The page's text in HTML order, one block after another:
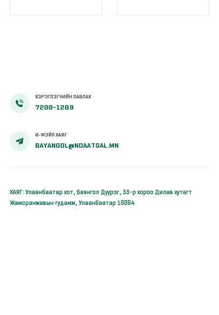
ХЭРЭГЛЭГЧИЙН ЛАВЛАХ
7200-1289
И-МЭЙЛ ХАЯГ
BAYANGOL@NDAATGAL.MN
ХАЯГ: Улаанбаатар хот, Баянгол Дүүрэг, 33-р хороо Дилав хутагт
Жамсранжавын гудамж, Улаанбаатар 16064